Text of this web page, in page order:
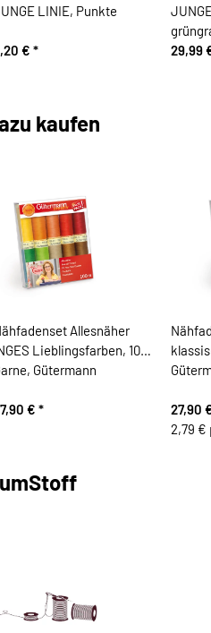
LINIE, Punkte
€ *
29,99
kaufen
Allesnäher
Lieblingsfarben, 10
Gütermann
€ *
27,90
2,79 €